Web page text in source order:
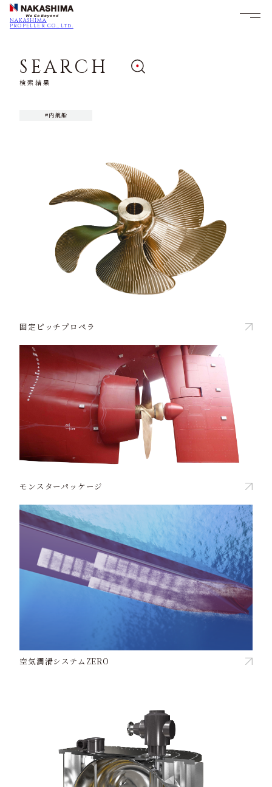
NAKASHIMA
PROPELLER CO., Ltd.
SEARCH
検索結果
#内航船
固定ピッチプロペラ
モンスターパッケージ
空気潤滑システムZERO